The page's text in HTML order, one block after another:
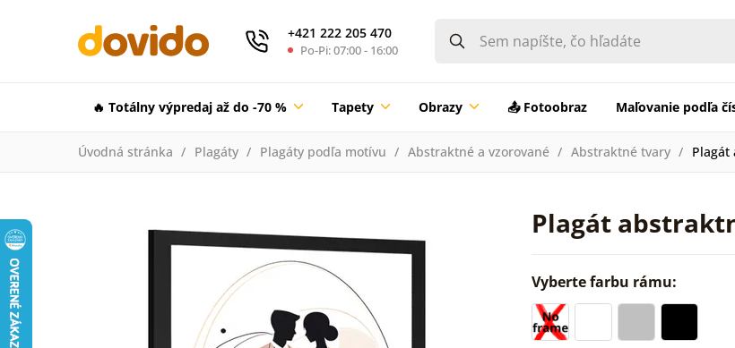
+421 222 205 470
Po-Pi: 07:00 - 16:00
🔥 Totálny výpredaj až do -70 % Tapety Obrazy 📤 Fotoobraz Maľovanie podľa
Úvodná stránka Plagáty Plagáty podľa motívu Abstraktné a vzorované Abstraktné tvary Plagát
Plagát
Vyberte farbu rámu: